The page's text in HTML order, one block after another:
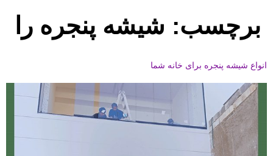
برچسب: شیشه پنجره را
انواع شیشه پنجره برای خانه شما